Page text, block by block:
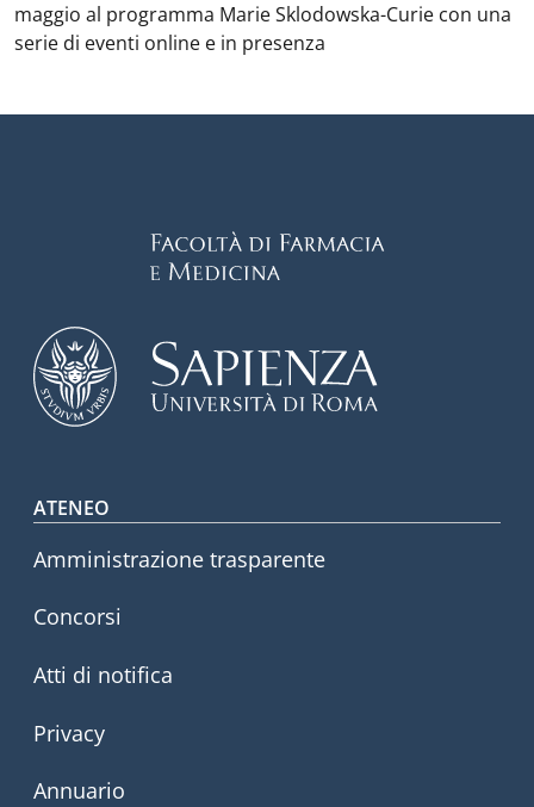
maggio al programma Marie Sklodowska-Curie con una
serie di eventi online e in presenza
Footer menu
ATENEO
Amministrazione trasparente
Concorsi
Atti di notifica
Privacy
Annuario